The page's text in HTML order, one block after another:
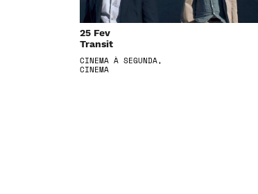
25 Fev
Transit
CINEMA À SEGUNDA,
CINEMA